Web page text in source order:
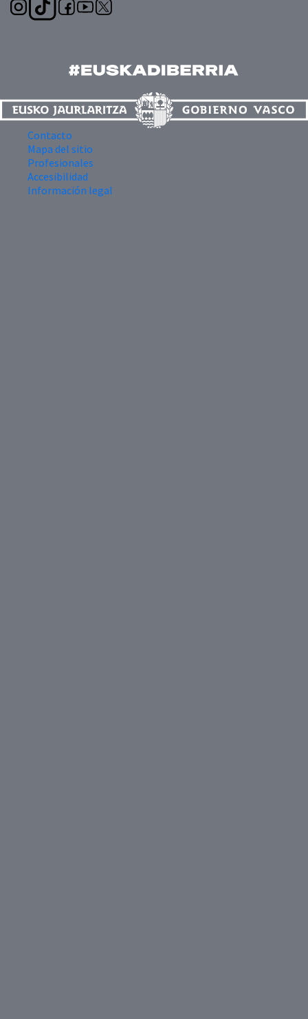
Contacto
Mapa del sitio
Profesionales
Accesibilidad
Información legal